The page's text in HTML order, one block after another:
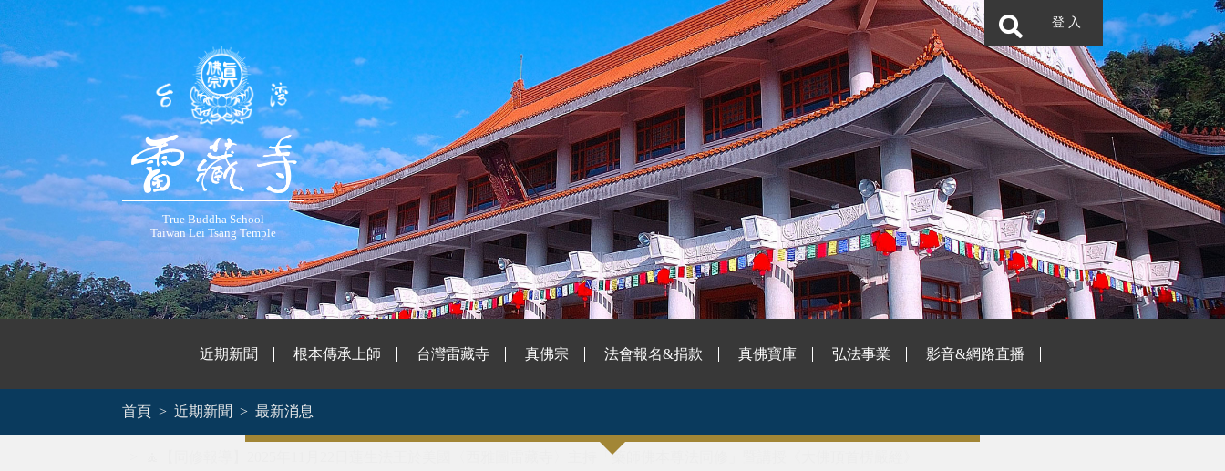
登 入
True Buddha School
Taiwan Lei Tsang Temple
近期新聞 根本傳承上師 台灣雷藏寺 真佛宗 法會報名&捐款 真佛寶庫 弘法事業 影音&網路直播
首頁 近期新聞 最新消息
🧘【同修報導】2025年11月22日蓮生法王於美國〈西雅圖雷藏寺〉主持「藥師佛本尊法同修」暨講授《大佛頂首楞嚴經》